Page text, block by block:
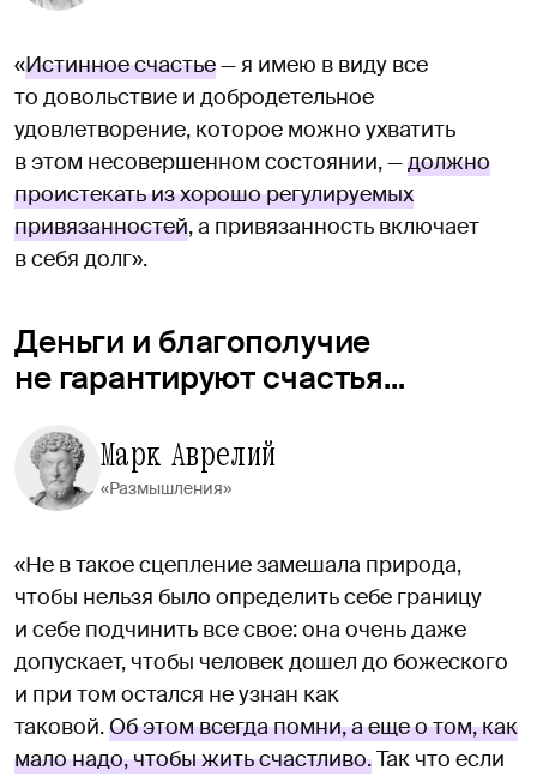
«Истинное счастье— я имею в виду все
то довольствие и добродетельное
удовлетворение, которое можно ухватить
в этом несовершенном состоянии, —должно
проистекать из хорошо регулируемых
привязанностей, а привязанность включает
в себя долг».
Деньги и благополучие
не гарантируют счастья...
Марк Аврелий
«Размышления»
«Не в такое сцепление замешала природа,
чтобы нельзя было определить себе границу
и себе подчинить все свое: она очень даже
допускает, чтобы человек дошел до божеского
и при том остался не узнан как
таковой.Об этом всегда помни, а еще о том, как
мало надо, чтобы жить счастливо.Так что если